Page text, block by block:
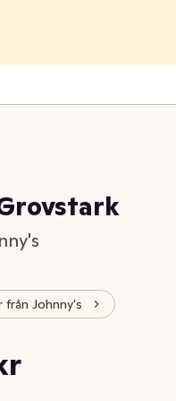
från Johnny's
är: 19,70 kr
kr /kg